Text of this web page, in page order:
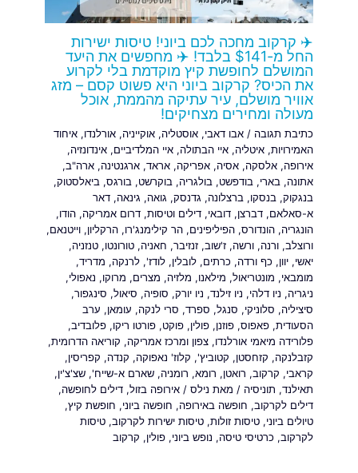
✈️ קרקוב מחכה לכם ביוני! טיסות ישירות
החל מ-$141 בלבד! ✈️ מחפשים את היעד
המושלם לחופשת קיץ מוקדמת בלי לקרוע
את הכיס? קרקוב ביוני היא פשוט קסם – מזג
אוויר מושלם, עיר עתיקה מהממת, אוכל
מעולה ומחירים מצחיקים!
כתיבת תגובה /אבו דאבי,אוסטליה,אוקייניה,אורלנדו,איחוד
האמירויות,איטליה,איי הבתולה,איי המלדיביים,אינדונזיה,
אירופה,אלסקה,אסיה,אפריקה,אראד,ארגנטינה,ארה"ב,
אתונה, בארי, בודפשט, בולגריה, בוקרשט, בורגס, ביאלסטוק,
בנגקוק, בנסקו, ברצלונה, גדנסק, גואה, גינאה,דאר
א-סאלאם,דברצן,דובאי,דילים וטיסות,דרום אמריקה,הודו,
הונגריה,הונדורס,הפיליפינים,הר קילימנג'רו,הרקליון,וייטנאם,
ורוצלב,ורנה,ורשה,ז'שוב,זנזיבר, חאניה,טורונטו,טנזניה,
יאשי,יוון, כף ורדה, כרתים,לובלין,לודז',לרנקה, מדריד,
מומבאי, מונטריאול, מילאנו, מלזיה, מצרים, מרוקו, נאפולי,
ניגריה, ניו דלהי, ניו זילנד, ניו יורק, סופיה, סיאול, סינגפור,
סיציליה, סלוניקי, סנגל, ספרד, סרי לנקה, עומאן, ערב
הסעודית,פאפוס,פוזנן,פולין,פוקט,פורטו ריקו,פלובדיב,
פלורידה מיאמי אורלנדו,צפון ומרכז אמריקה, קוריאה הדרומית,
קזבלנקה, קזחסטן, קטוביץ', קלוז' נאפוקה, קנדה, קפריסין,
קראבי, קרקוב, רואטן, רומא, רומניה,שארם א-שייח',שצ'צ'ין,
תאילנד, תוניסיה / מאת נילס/אירופה בזול,דילים לחופשה,
דילים לקרקוב, חופשה באירופה, חופשה ביוני, חופשת קיץ,
טיולים ביוני,טיסות זולות,טיסות ישירות לקרקוב,טיסות
לקרקוב, כרטיסי טיסה, נופש ביוני,פולין, קרקוב